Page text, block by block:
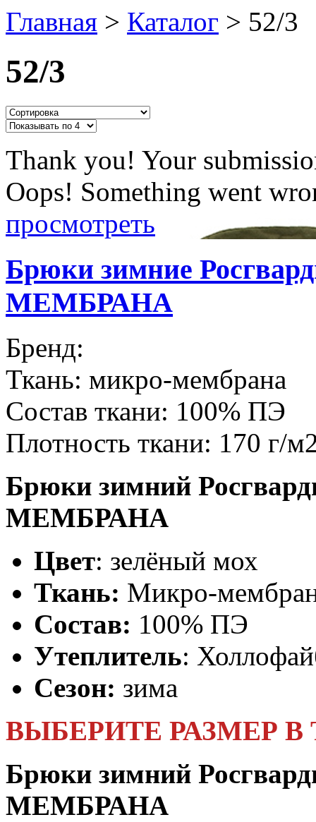
Главная > Каталог > 52/3
52/3
Thank you! Your
Oops! Something went
просмотреть
Брюки зимние
МЕМБРАНА
Бренд:
Ткань: микро-мембрана
Состав ткани: 100% ПЭ
Плотность ткани: 170 г/
Брюки зимний
МЕМБРАНА
Цвет: зелёный мох
Ткань: Микро-
Состав: 100% ПЭ
Утеплитель:
Сезон: зима
ВЫБЕРИТЕ РАЗМЕР В
Брюки зимний
МЕМБРАНА